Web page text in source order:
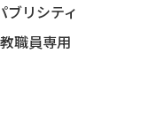
ブリシティ
教職員専用